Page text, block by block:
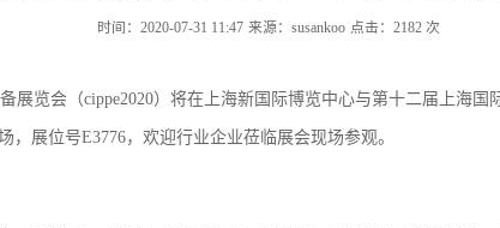
时间：2020-07-31 11:47 来源：susankoo 点击： 2182 次
展览会（cippe2020）将在上海新国际博览中心与第十二届上海
展位号E3776，欢迎行业企业莅临展会现场参观。